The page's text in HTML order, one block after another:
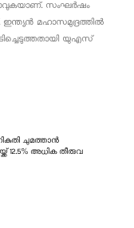
സംഘർഷം
ഇന്ത്യൻ മഹാസമുദ്രത്തിൽ
യുഎസ്
ചുമത്താൻ
12.5% അധിക തീരുവ